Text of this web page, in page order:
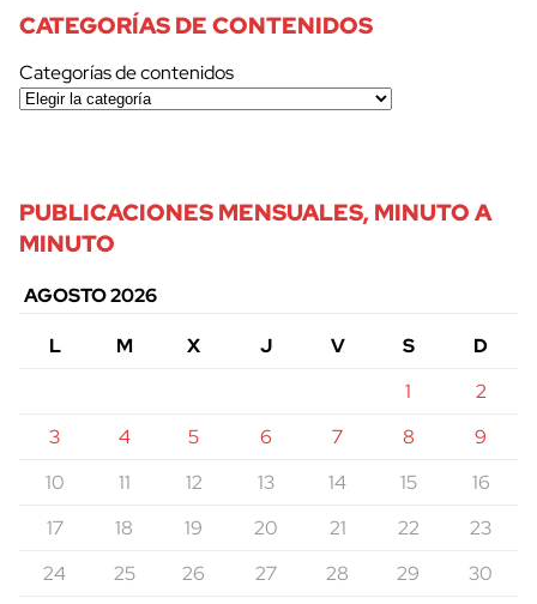
CATEGORÍAS DE CONTENIDOS
Categorías de contenidos
PUBLICACIONES MENSUALES, MINUTO A
MINUTO
AGOSTO 2026
L
M X J V S
D
1
2
3
4 5 6 7 8
9
10
11 12 13 14 15
16
17
18 19 20 21 22
23
24
25 26 27 28 29
30